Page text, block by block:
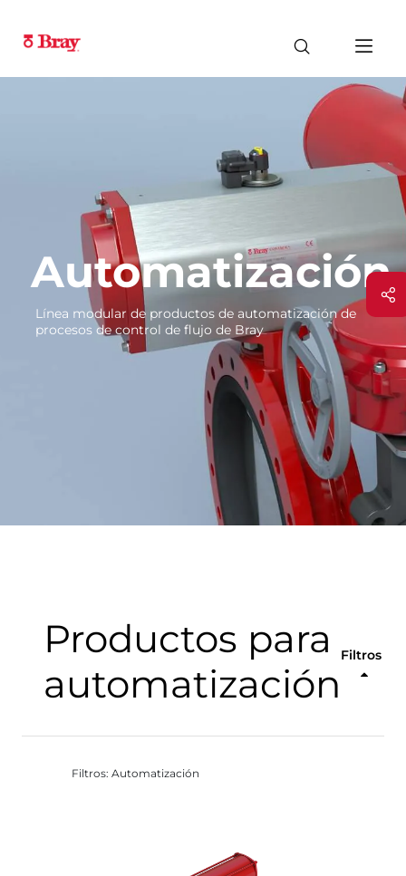
Automatización
Línea modular de productos de automatización de
procesos de control de flujo de Bray
Productos para
automatización
Filtros
Filtros: Automatización